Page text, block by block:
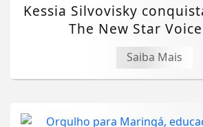
Kessia Silvovisky
The New Star
Saiba Mais